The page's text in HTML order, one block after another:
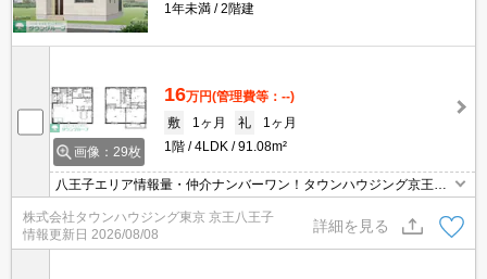
1年未満 2階建
画像：29枚
16万円(管理費等：--)
敷
1ヶ月 礼
1ヶ月
1階
4LDK 91.08m²
八王子エリア情報量・仲介ナンバーワン！タウンハウジング京王八
王子店です!お客様用駐車場もございますので車でのご来店も大歓迎
です！
株式会社タウンハウジング東京 京王八王子
情報更新日 2026/08/08
詳細を見る